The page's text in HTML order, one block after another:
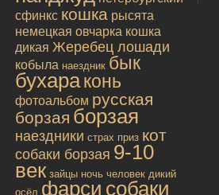
сфинкс кошка рысята
немецкая овчарка кошка
дикая Жеребец лошади
кобыла наездник бык
бухараконь
фотоальбом русская
борзая борзая
наездники страх приз кот
собаки борзая 9-10
век зайцы ночь человек дикий
осёл фарси собаки